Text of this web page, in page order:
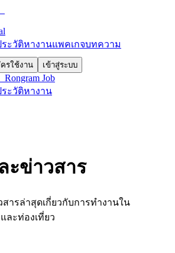
ะวัติหางานแพคเกจบทความ
รใช้งาน เข้าสู่ระบบ
Rongram Job
ะวัติหางาน
ะข่าวสาร
ารล่าสุดเกี่ยวกับการทำงานใน
ละท่องเที่ยว